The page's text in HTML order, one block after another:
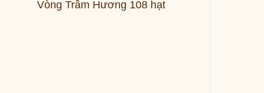
Vòng Trầm Hương 108 hạt